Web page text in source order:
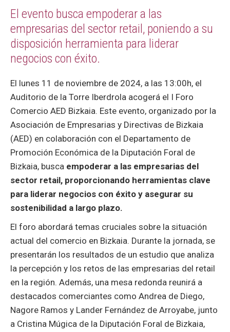
El evento busca empoderar a las
empresarias del sector retail, poniendo a su
disposición herramienta para liderar
negocios con éxito.
El lunes 11 de noviembre de 2024, a las 13:00h, el
Auditorio de la Torre Iberdrola acogerá el I Foro
Comercio AED Bizkaia. Este evento, organizado por la
Asociación de Empresarias y Directivas de Bizkaia
(AED) en colaboración con el Departamento de
Promoción Económica de la Diputación Foral de
Bizkaia, busca empoderar a las empresarias del
sector retail, proporcionando herramientas clave
para liderar negocios con éxito y asegurar su
sostenibilidad a largo plazo.
El foro abordará temas cruciales sobre la situación
actual del comercio en Bizkaia. Durante la jornada, se
presentarán los resultados de un estudio que analiza
la percepción y los retos de las empresarias del retail
en la región. Además, una mesa redonda reunirá a
destacados comerciantes como Andrea de Diego,
Nagore Ramos y Lander Fernández de Arroyabe, junto
a Cristina Múgica de la Diputación Foral de Bizkaia,